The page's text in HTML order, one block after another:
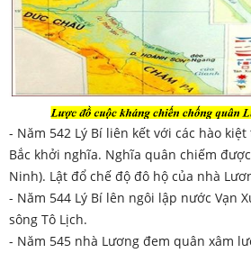
- Năm 542 Lý Bí liên kết với các hào
Bắc khởi nghĩa. Nghĩa quân chiếm
Ninh). Lật đổ chế độ đô hộ của nhà
- Năm 544 Lý Bí lên ngôi lập nước Vạn
sông Tô Lịch.
- Năm 545 nhà Lương đem quân xâm